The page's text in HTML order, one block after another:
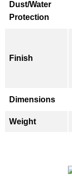
Dust/Water
Protection
Finish
Dimensions
Weight